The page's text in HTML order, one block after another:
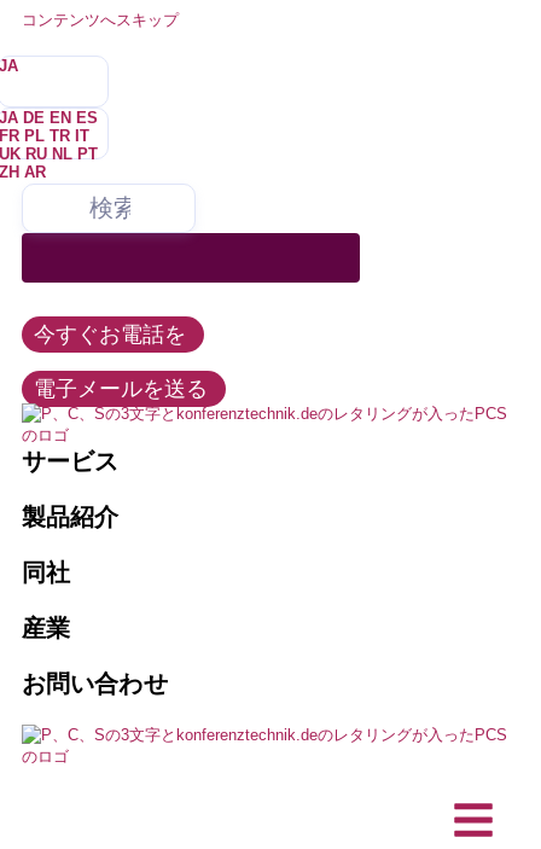
コンテンツへスキップ
JA
JA DE EN ES
FR PL TR IT
UKRUNLPT
ZH AR
今すぐお電話を
電子メールを送る
サービス
弊社は、会議およびメディア技術のあらゆる分野にサービスを提供
しており、同時通訳技術および多言語イベントのマーケットリーダ
ーの1つです。
イベントと会議
レッティング
通訳
メンテナンスとサービス
バリアフリー・コミュニケーション
製品紹介
すべての会議テクノロジー製品をレンタル、購入、リース。弊社は
すべての有名メーカーの販売パートナーです。
会議室バンドル
LEDウォール、LEDテクノロジー
オーディオ・ビデオ技術
旅客案内システム
同社
私たちは常に、可能な限り最善の方法でお客様のニーズを満たす
よう努めています。私たちの公正で協力的なアプローチは、お客
求人情報
教育
ビジョン, 持続可能性
産業
あなたは誰ですか？
し、業界の需要、時流、発展に精通しています。
教育と大学
ホテル、見本市、会議センター
通訳
代理店
お問い合わせ
私たちは噛みついたりしない。–を困らせることもない。たまにね。め
ったにない。ほとんどない。
+49 211 737798-13
info@konferenztechnik.de
すべてのコンタクトオプション
この記事では、このような選手たちの活躍を紹介します。このような場
合、このような試合では、このような試合では、このような試合が行われ
ることはありません。